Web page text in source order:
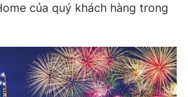
của quý khách hàng trong